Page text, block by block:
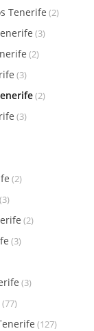
Tenerife (2)
(3)
(2)
(3)
(2)
(3)
(2)
(3)
(2)
(3)
(3)
(77)
(127)